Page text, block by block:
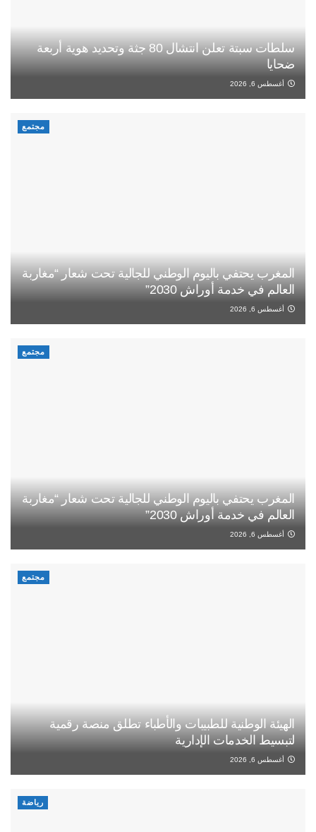
سلطات سبتة تعلن انتشال 80 جثة وتحديد هوية أربعة
ضحايا
أغسطس 6, 2026
مجتمع
المغرب يحتفي باليوم الوطني للجالية تحت شعار “مغاربة
العالم في خدمة أوراش 2030”
أغسطس 6, 2026
مجتمع
المغرب يحتفي باليوم الوطني للجالية تحت شعار “مغاربة
العالم في خدمة أوراش 2030”
أغسطس 6, 2026
مجتمع
الهيئة الوطنية للطبيبات والأطباء تطلق منصة رقمية
لتبسيط الخدمات الإدارية
أغسطس 6, 2026
رياضة